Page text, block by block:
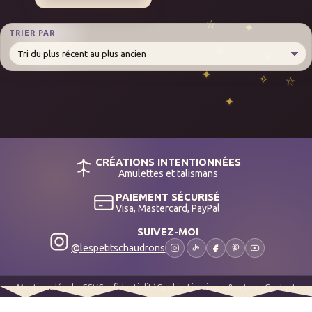
TRIER PAR
CRÉATIONS INTENTIONNÉES
Amulettes et talismans
PAIEMENT SÉCURISÉ
Visa, Mastercard, PayPal
SUIVEZ-MOI
@lespetitschaudrons
Mentions légalesCGVConfidentialitéCookiesLivraisons & retoursContact